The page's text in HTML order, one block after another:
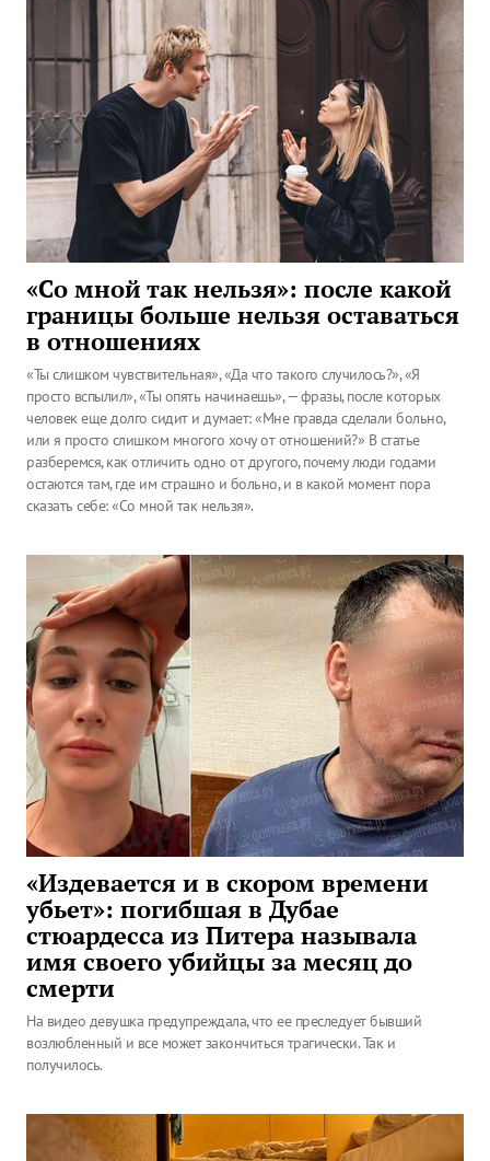
«Со мной так нельзя»: после какой
границы больше нельзя оставаться
в отношениях
«Ты слишком чувствительная», «Да что такого случилось?», «Я
просто вспылил», «Ты опять начинаешь», — фразы, после которых
человек еще долго сидит и думает: «Мне правда сделали больно,
или я просто слишком многого хочу от отношений?» В статье
разберемся, как отличить одно от другого, почему люди годами
остаются там, где им страшно и больно, и в какой момент пора
сказать себе: «Со мной так нельзя».
«Издевается и в скором времени
убьет»: погибшая в Дубае
стюардесса из Питера называла
имя своего убийцы за месяц до
смерти
На видео девушка предупреждала, что ее преследует бывший
возлюбленный и все может закончиться трагически. Так и
получилось.